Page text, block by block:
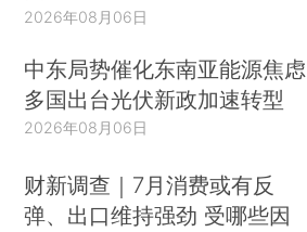
2026年08月06日
中东局势催化东南亚能源焦虑
多国出台光伏新政加速转型
2026年08月06日
财新调查｜7月消费或有反
弹、出口维持强劲 受哪些因